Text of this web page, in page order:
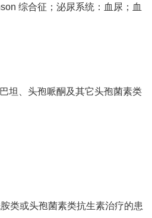
综合征；泌尿系统：血尿；血
坦、头孢哌酮及其它头孢菌素类
类或头孢菌素类抗生素治疗的患